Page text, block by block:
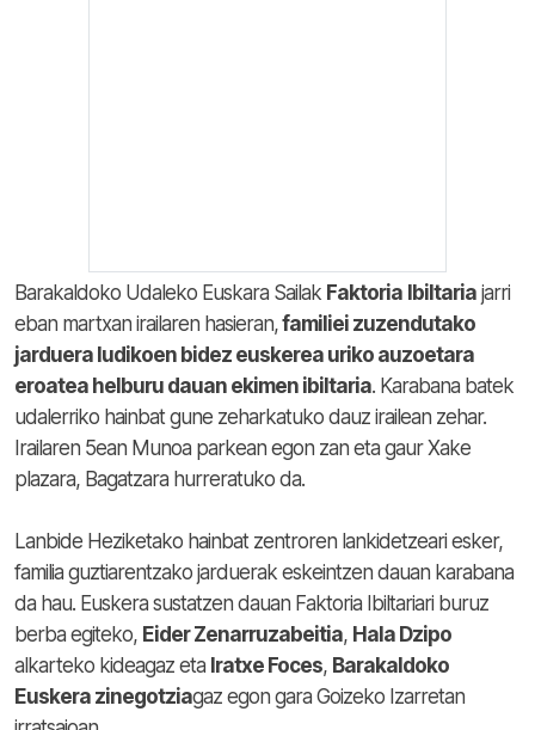
Barakaldoko Udaleko Euskara Sailak Faktoria Ibiltaria jarri
eban martxan irailaren hasieran,familiei zuzendutako
jarduera ludikoen bidez euskerea uriko auzoetara
eroatea helburu dauan ekimen ibiltaria. Karabana batek
udalerriko hainbat gune zeharkatuko dauz irailean zehar.
Irailaren 5ean Munoa parkean egon zan eta gaur Xake
plazara, Bagatzara hurreratuko da.
Lanbide Heziketako hainbat zentroren lankidetzeari esker,
familia guztiarentzako jarduerak eskeintzen dauan karabana
da hau. Euskera sustatzen dauan Faktoria Ibiltariari buruz
berba egiteko, Eider Zenarruzabeitia, Hala Dzipo
alkarteko kideagaz eta Iratxe Foces, Barakaldoko
Euskera zinegotziagaz egon gara Goizeko Izarretan